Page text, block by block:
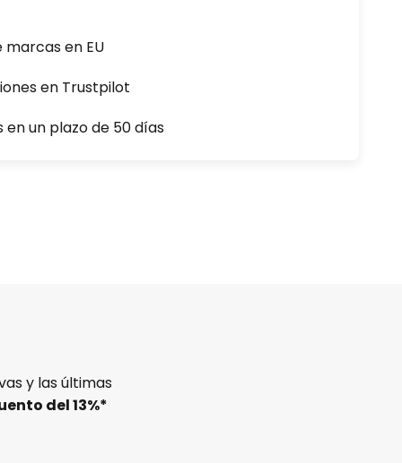
en EU
en Trustpilot
un plazo de 50 días
y las últimas
del13%*